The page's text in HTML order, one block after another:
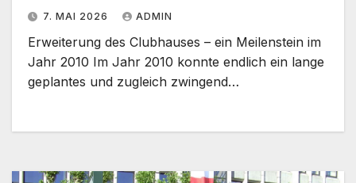
7. MAI 2026 ADMIN
Erweiterung des Clubhauses – ein Meilenstein im
Jahr 2010 Im Jahr 2010 konnte endlich ein lange
geplantes und zugleich zwingend…